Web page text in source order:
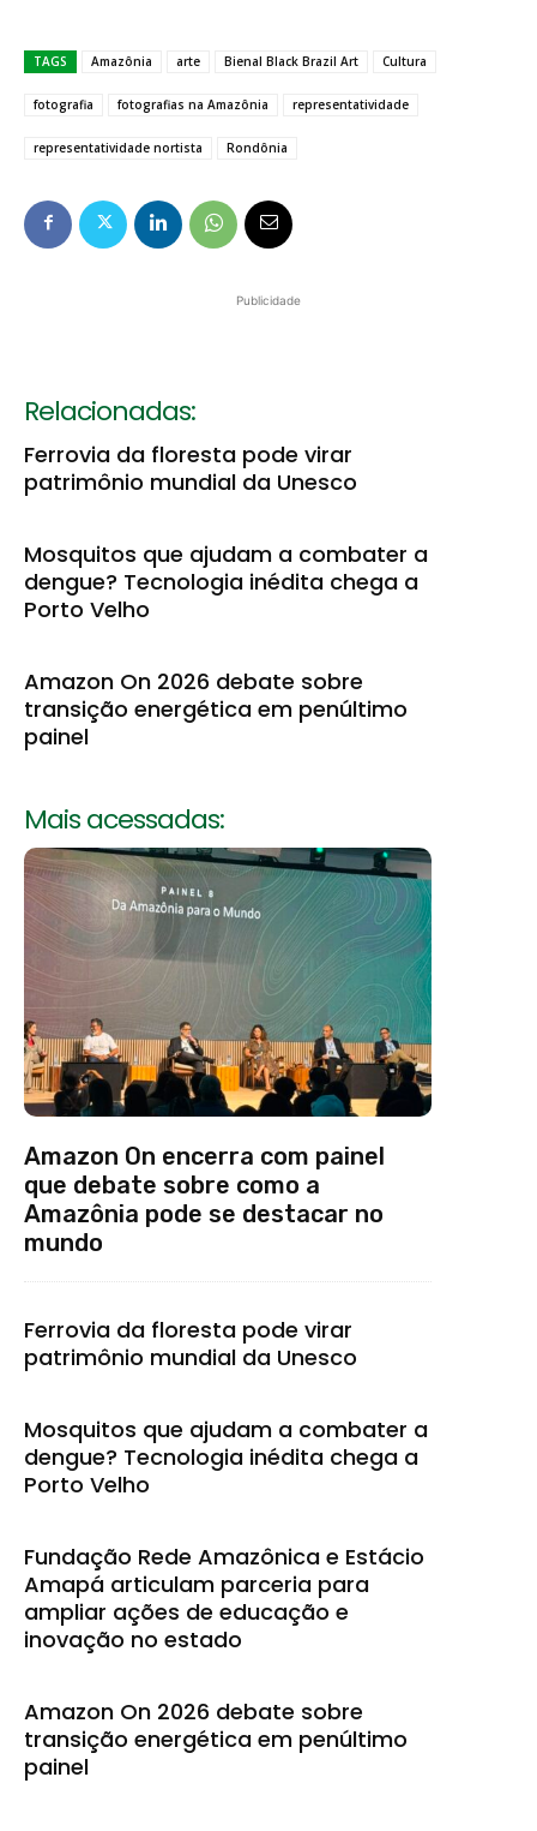
TAGS Amazônia arte Bienal Black Brazil Art Cultura
fotografia fotografias na Amazônia representatividade
representatividade nortista Rondônia
Publicidade
Relacionadas:
Ferrovia da floresta pode virar
patrimônio mundial da Unesco
Mosquitos que ajudam a combater a
dengue? Tecnologia inédita chega a
Porto Velho
Amazon On 2026 debate sobre
transição energética em penúltimo
painel
Mais acessadas:
Amazon On encerra com painel
que debate sobre como a
Amazônia pode se destacar no
mundo
Ferrovia da floresta pode virar
patrimônio mundial da Unesco
Mosquitos que ajudam a combater a
dengue? Tecnologia inédita chega a
Porto Velho
Fundação Rede Amazônica e Estácio
Amapá articulam parceria para
ampliar ações de educação e
inovação no estado
Amazon On 2026 debate sobre
transição energética em penúltimo
painel